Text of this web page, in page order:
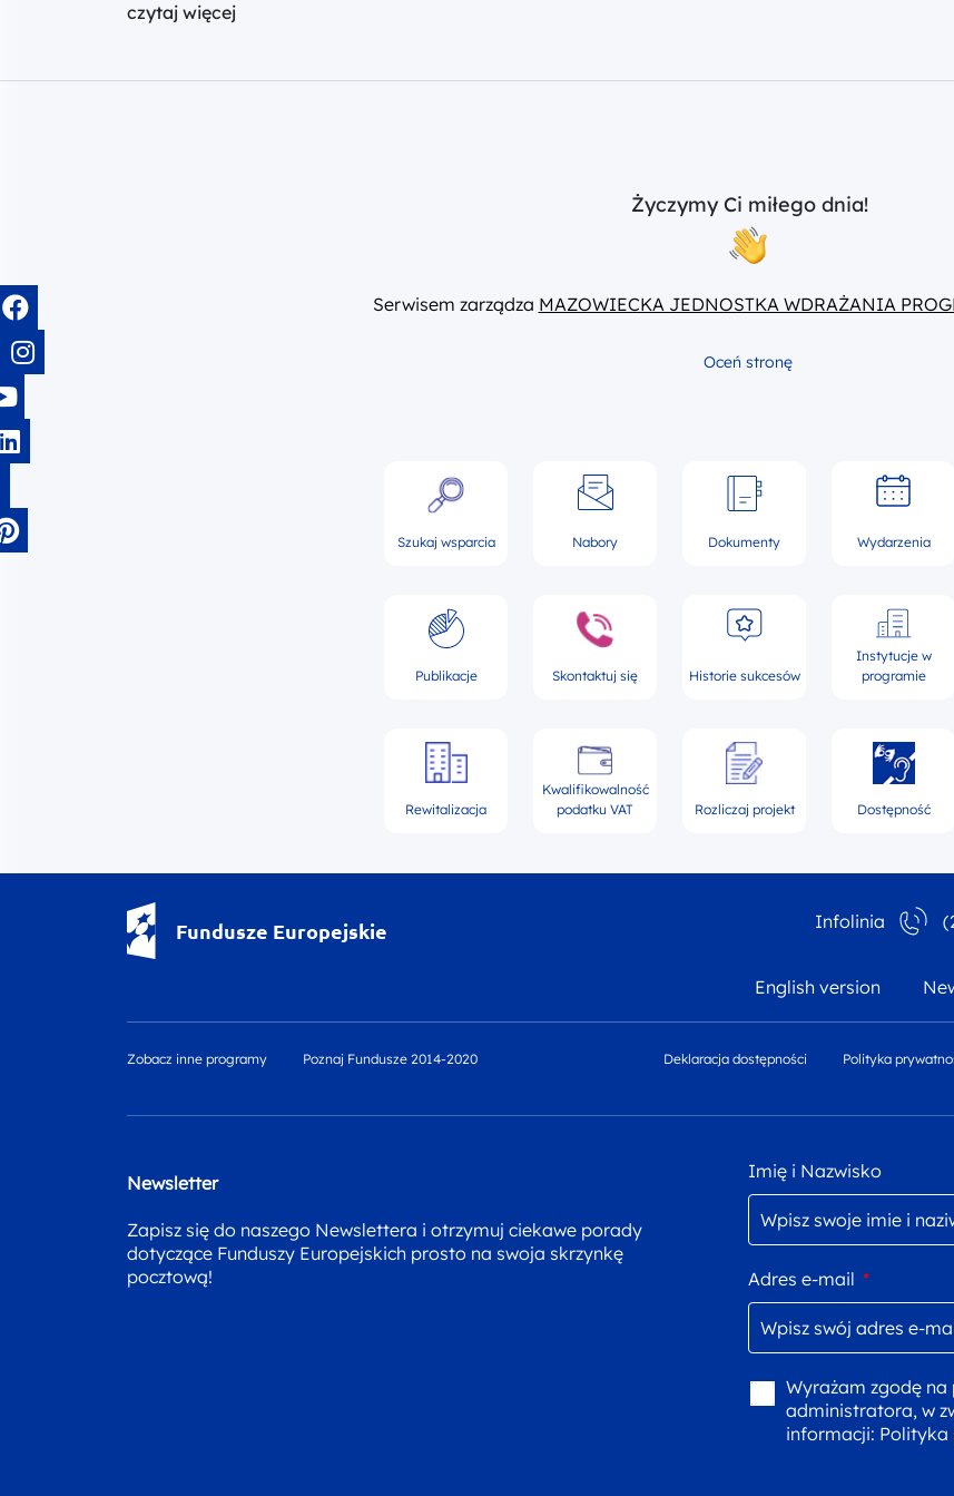
czytaj więcej
Życzymy Ci miłego dnia!
Serwisem zarządza MAZOWIECKA JEDNOSTKA WDRAŻANIA
Oceń stronę
Szukaj wsparcia Nabory Dokumenty Wydarzenia
Publikacje Skontaktuj się Historie sukcesów
Instytucje w
programie
Rewitalizacja
Kwalifikowalność
podatku VAT
Rozliczaj projekt Dostępność
Fundusze Europejskie Infolinia
English version
Zobacz inne programy Poznaj Fundusze 2014-2020 Deklaracja dostępności Polityka
Newsletter
Zapisz się do naszego Newslettera i otrzymuj ciekawe porady
dotyczące Funduszy Europejskich prosto na swoja skrzynkę
pocztową!
Imię i Nazwisko
Adres e-mail *
Wyrażam zgodę na
administratora, w
informacji: Polityka